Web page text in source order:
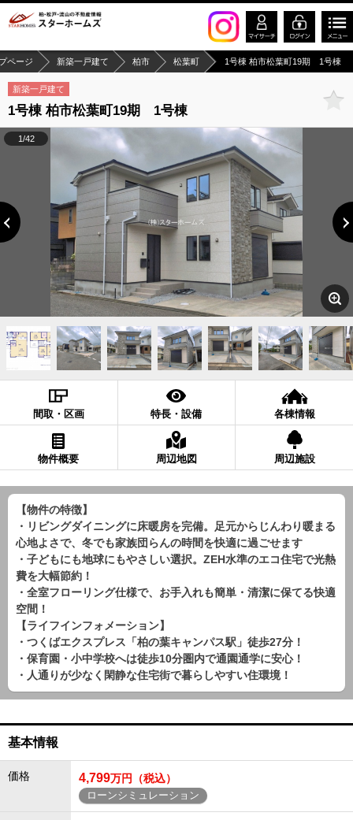
ページ 新築一戸建て 柏市 松葉町 1号棟 柏市松葉町19期 1号棟
新築一戸建て
1号棟 柏市松葉町19期 1号棟
1/42
間取・区画 特長・設備 各棟情報
物件概要 周辺地図 周辺施設
【物件の特徴】
・リビングダイニングに床暖房を完備。足元からじんわり暖まる
心地よさで、冬でも家族団らんの時間を快適に過ごせます
・子どもにも地球にもやさしい選択。ZEH水準のエコ住宅で光熱
費を大幅節約！
・全室フローリング仕様で、お手入れも簡単・清潔に保てる快適
空間！
【ライフインフォメーション】
・つくばエクスプレス「柏の葉キャンパス駅」徒歩27分！
・保育園・小中学校へは徒歩10分圏内で通園通学に安心！
・人通りが少なく閑静な住宅街で暮らしやすい住環境！
基本情報
価格 4,799万円（税込）
ローンシミュレーション